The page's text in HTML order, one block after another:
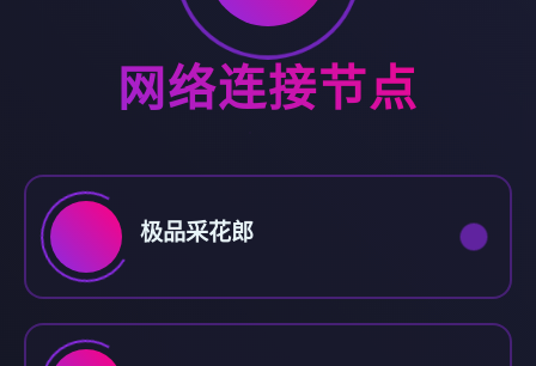
网络连接节点
极品采花郎